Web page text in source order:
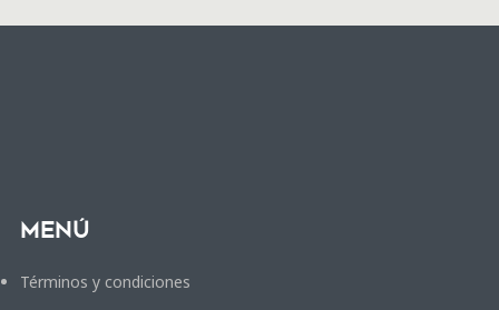
Menú
Términos y condiciones